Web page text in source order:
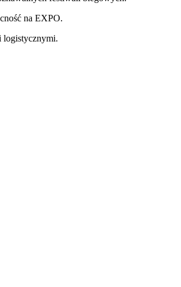
na EXPO.
logistycznymi.